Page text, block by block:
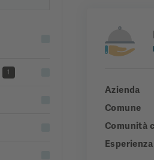
1
Azienda
Comune
Comunità
Esperienza